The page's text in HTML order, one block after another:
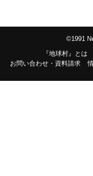
©1991
『地球村』とは
お問い合わせ・資料請求